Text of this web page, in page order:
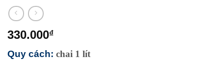
330.000₫
Quy cách: chai 1 lít